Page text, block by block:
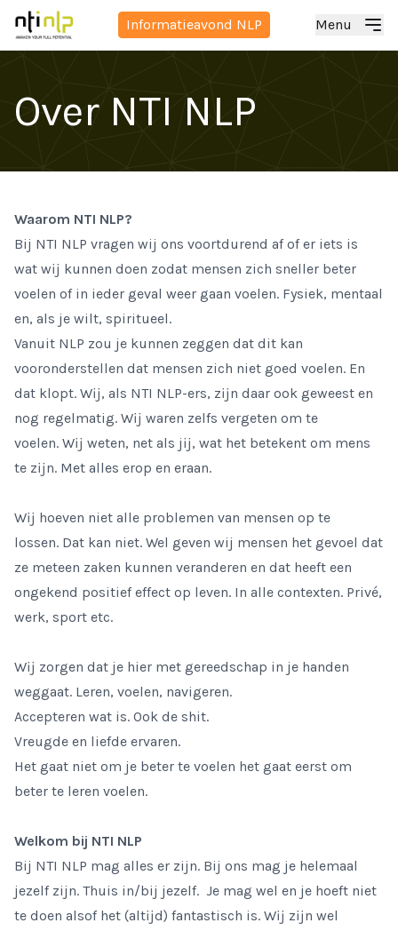
Informatieavond NLP Menu
Over NTI NLP
Waarom NTI NLP?
Bij NTI NLP vragen wij ons voortdurend af of er iets is
wat wĳ kunnen doen zodat mensen zich sneller beter
voelen of in ieder geval weer gaan voelen. Fysiek, mentaal
en, als je wilt, spiritueel.
Vanuit NLP zou je kunnen zeggen dat dit kan
vooronderstellen dat mensen zich niet goed voelen. En
dat klopt. Wĳ, als NTI NLP-ers, zĳn daar ook geweest en
nog regelmatig. Wĳ waren zelfs vergeten om te
voelen. Wĳ weten, net als jĳ, wat het betekent om mens
te zĳn. Met alles erop en eraan.
Wĳ hoeven niet alle problemen van mensen op te
lossen. Dat kan niet. Wel geven wij mensen het gevoel dat
ze meteen zaken kunnen veranderen en dat heeft een
ongekend positief effect op leven. In alle contexten. Privé,
werk, sport etc.
Wĳ zorgen dat je hier met gereedschap in je handen
weggaat. Leren, voelen, navigeren.
Accepteren wat is. Ook de shit.
Vreugde en liefde ervaren.
Het gaat niet om je beter te voelen het gaat eerst om
beter te leren voelen.
Welkom bij NTI NLP
Bij NTI NLP mag alles er zijn. Bij ons mag je helemaal
jezelf zijn. Thuis in/bij jezelf. Je mag wel en je hoeft niet
te doen alsof het (altĳd) fantastisch is. Wĳ zĳn wel